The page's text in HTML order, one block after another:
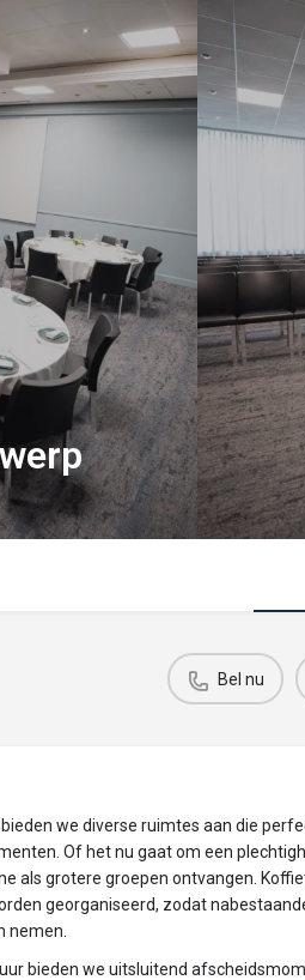
Bel nu
we diverse ruimtes aan die
Of het nu gaat om een
als grotere groepen ontvangen.
georganiseerd, zodat
nemen.
bieden we uitsluitend